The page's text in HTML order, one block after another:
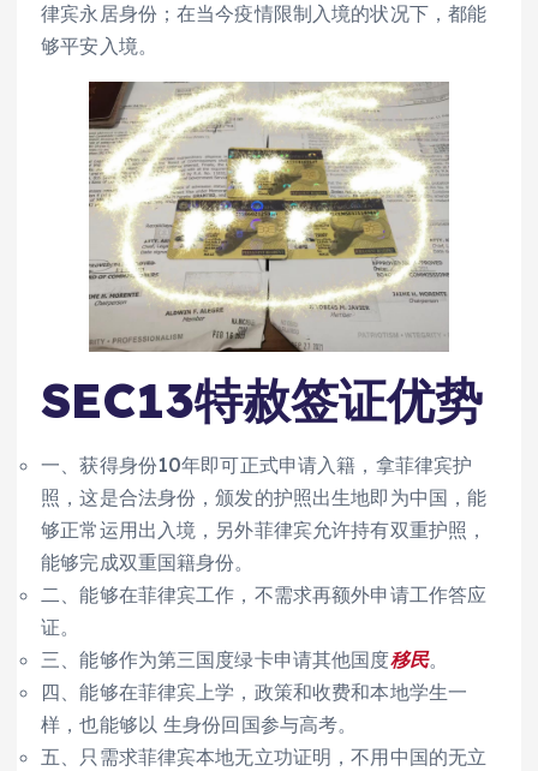
律宾永居身份；在当今疫情限制入境的状况下，都能
够平安入境。
SEC13特赦签证优势
一、获得身份10年即可正式申请入籍，拿菲律宾护
照，这是合法身份，颁发的护照出生地即为中国，能
够正常运用出入境，另外菲律宾允许持有双重护照，
能够完成双重国籍身份。
二、能够在菲律宾工作，不需求再额外申请工作答应
证。
三、能够作为第三国度绿卡申请其他国度移民。
四、能够在菲律宾上学，政策和收费和本地学生一
样，也能够以 生身份回国参与高考。
五、只需求菲律宾本地无立功证明，不用中国的无立